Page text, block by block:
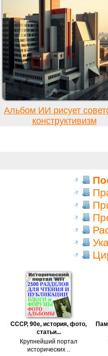
Альбом ИИ рисует
конструктивизм
СССР, 90е, история, фото,
статьи...
Крупнейший портал
исторических ..